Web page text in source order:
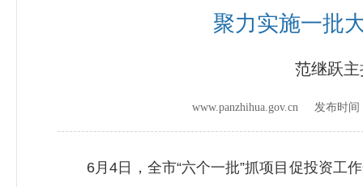
聚力实施一批
范继跃
www.panzhihua.gov.cn 发布时间
6月4日，全市“六个一批”抓项目促投资工作